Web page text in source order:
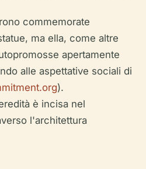
commemorate
ma ella, come altre
apertamente
alle aspettative sociali di
).
è incisa nel
l'architettura